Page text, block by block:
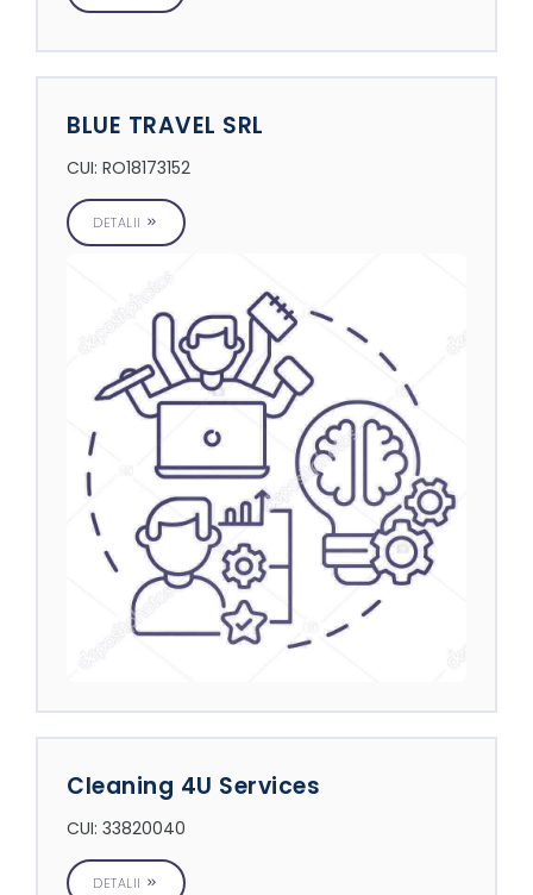
BLUE TRAVEL SRL
CUI: RO18173152
DETALII
Cleaning 4U Services
CUI: 33820040
DETALII